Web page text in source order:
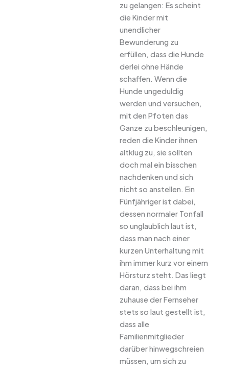
zu gelangen: Es scheint
die Kinder mit
unendlicher
Bewunderung zu
erfüllen, dass die Hunde
derlei ohne Hände
schaffen. Wenn die
Hunde ungeduldig
werden und versuchen,
mit den Pfoten das
Ganze zu beschleunigen,
reden die Kinder ihnen
altklug zu, sie sollten
doch mal ein bisschen
nachdenken und sich
nicht so anstellen. Ein
Fünfjähriger ist dabei,
dessen normaler Tonfall
so unglaublich laut ist,
dass man nach einer
kurzen Unterhaltung mit
ihm immer kurz vor einem
Hörsturz steht. Das liegt
daran, dass bei ihm
zuhause der Fernseher
stets so laut gestellt ist,
dass alle
Familienmitglieder
darüber hinwegschreien
müssen, um sich zu